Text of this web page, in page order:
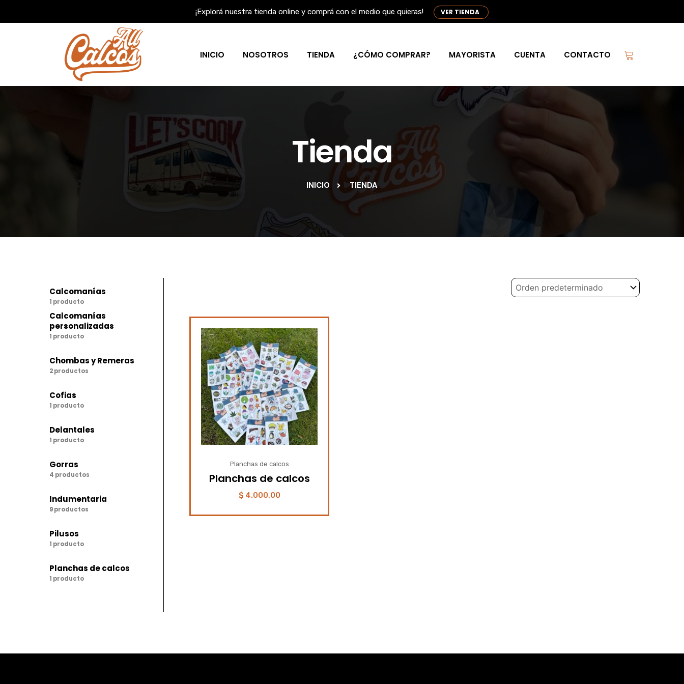
al
¡Explorá nuestra tienda online y comprá con el medio que quieras! VER TIENDA
INICIO NOSOTROS TIENDA ¿CÓMO COMPRAR? MAYORISTA CUENTA CONTACTO
Tienda
INICIO TIENDA
Calcomanías
1 producto
Calcomanías
personalizadas
1 producto
Chombas y Remeras
2 productos
Cofias
1 producto
Delantales
1 producto
Gorras
4 productos
Indumentaria
9 productos
Pilusos
1 producto
Planchas de calcos
1 producto
Planchas de calcos
Planchas de calcos
$ 4.000,00